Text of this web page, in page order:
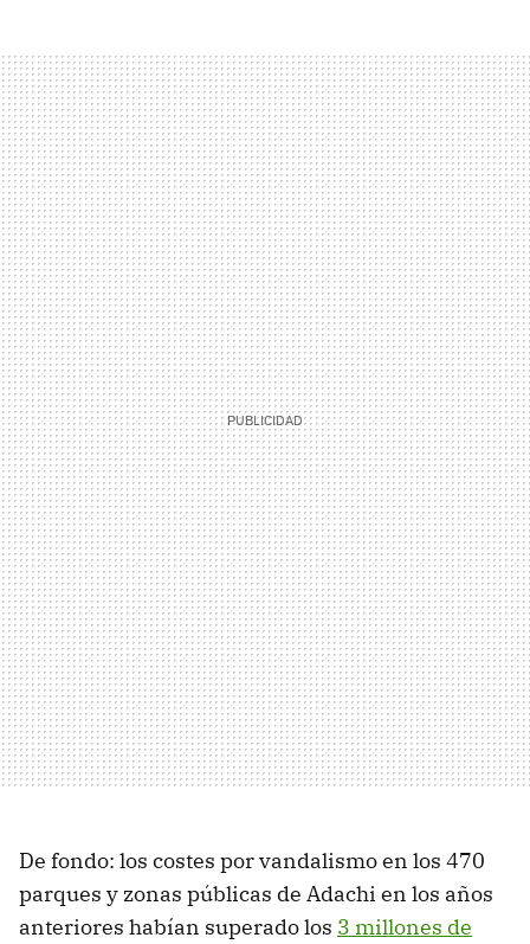
De fondo: los costes por vandalismo en los 470
parques y zonas públicas de Adachi en los años
anteriores habían superado los 3 millones de